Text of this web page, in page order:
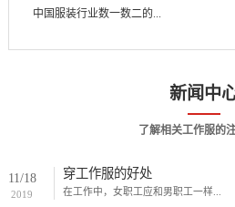
中国服装行业数一数二的...
新闻中
了解相关工作服的
11/18
2019
穿工作服的好处
在工作中，女职工应和男职工一样...